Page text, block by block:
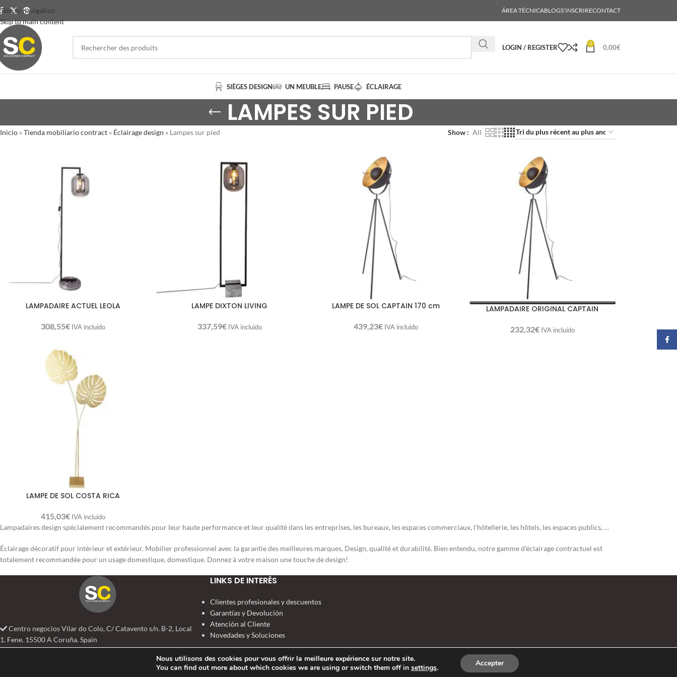
Skip to navigation
Skip to main content
ÁREA TÉCNICABLOGS’INSCRIRECONTACT
LOGIN / REGISTER 0 0,00€
SIÈGES DESIGN UN MEUBLE PAUSE ÉCLAIRAGE
LAMPES SUR PIED
Inicio »Tienda mobiliario contract » Éclairage design » Lampes sur pied Show All
LAMPADAIRE ACTUEL LEOLA
308,55€ IVA incluido
LAMPE DIXTON LIVING
337,59€ IVA incluido
LAMPE DE SOL CAPTAIN 170 cm
439,23€ IVA incluido
LAMPADAIRE ORIGINAL CAPTAIN
232,32€ IVA incluido
LAMPE DE SOL COSTA RICA
415,03€ IVA incluido
Lampadaires design spécialement recommandés pour leur haute performance et leur qualité dans les entreprises, les bureaux, les espaces commerciaux, l’hôtellerie, les hôtels, les espaces publics, …
Éclairage décoratif pour intérieur et extérieur. Mobilier professionnel avec la garantie des meilleures marques, Design, qualité et durabilité. Bien entendu, notre gamme d’éclairage contractuel est
totalement recommandée pour un usage domestique, domestique. Donnez à votre maison une touche de design!
Centro negocios Vilar do Colo, C/ Catavento s/n. B-2, Local
1. Fene. 15500 A Coruña. Spain
+34 981 384 888
LINKS DE INTERÉS
Clientes profesionales y descuentos
Garantías y Devolución
Atención al Cliente
Novedades y Soluciones
Nous utilisons des cookies pour vous offrir la meilleure expérience sur notre site.
You can find out more about which cookies we are using or switch them off in settings. Accepter